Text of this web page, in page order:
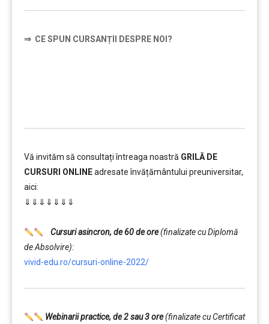
⇒ CE SPUN CURSANȚII DESPRE NOI?
Vă invităm să consultați întreaga noastră GRILĂ DE
CURSURI ONLINEadresate învățământului preuniversitar,
aici:
⇓⇓⇓⇓⇓⇓⇓
Cursuri asincron, de 60 de ore(finalizate cu Diplomă
de Absolvire):
vivid-edu.ro/cursuri-online-2022/
Webinarii practice, de 2 sau 3 ore(finalizate cu Certificat